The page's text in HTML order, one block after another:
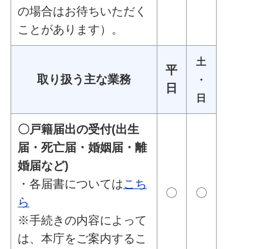
の場合はお待ちいただく
ことがあります）。
取り扱う主な業務
平
日
土
・
日
〇戸籍届出の受付(出生
届・死亡届・婚姻届・離
婚届など)
・各届書についてはこち
ら
※手続きの内容によって
は、本庁をご案内するこ
〇 〇